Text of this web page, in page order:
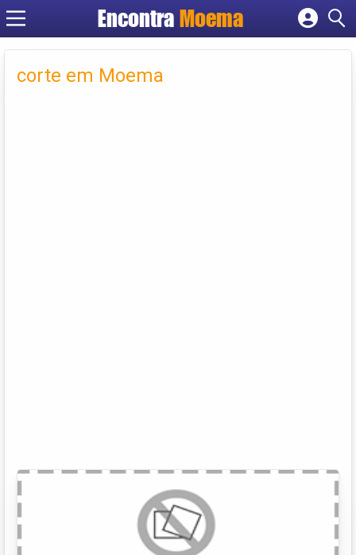
Encontra Moema
Criar conta
corte em Moema